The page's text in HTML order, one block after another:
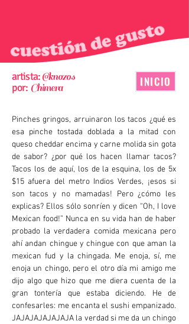
artista: @knozos
por: Chimera INICIO
Pinches gringos, arruinaron los tacos ¿qué es
esa pinche tostada doblada a la mitad con
queso cheddar encima y carne molida sin gota
de sabor? ¿por qué los hacen llamar tacos?
Tacos los de aquí, los de la esquina, los de 5x
$15 afuera del metro Indios Verdes, ¡esos si
son tacos y no mamadas! Pero ¿cómo les
explicas? Ellos sólo sonríen y dicen “Oh, I love
Mexican food!” Nunca en su vida han de haber
probado la verdadera comida mexicana pero
ahí andan chingue y chingue con que aman la
mexican fud y la chingada. Me enoja, sí, me
enoja un chingo, pero el otro día mi amigo me
dijo algo que hizo que me diera cuenta de la
gran tontería que estaba diciendo. He de
confesarles: me encanta el sushi empanizado.
JAJAJAJAJAJAJA la verdad si me da un chingo